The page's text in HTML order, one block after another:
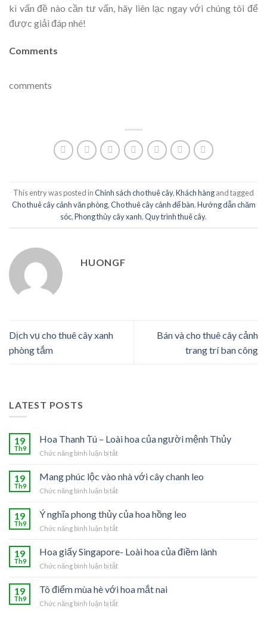
kì vấn đề nào cần tư vấn, hãy liên lạc ngay với chúng tôi để
được giải đáp nhé!
Comments
comments
This entry was posted inChính sách cho thuê cây,Khách hàngand tagged
Cho thuê cây cảnh văn phòng,Cho thuê cây cảnh để bàn,Hướng dẫn chăm
sóc,Phong thủy cây xanh,Quy trình thuê cây.
HUONGF
Dịch vụ cho thuê cây xanh
phòng tắm
Bán và cho thuê cây cảnh
trang trí ban công
LATEST POSTS
19
Th9
Hoa Thanh Tú – Loài hoa của người mệnh Thủy
Chức năng bình luận bị tắt
Thanh
hoa
Thủy
19
Th9
Mang phúc lộc vào nhà với cây chanh leo
Chức năng bình luận bị tắt
phúc
với
19
Th9
Ý nghĩa phong thủy của hoa hồng leo
Chức năng bình luận bị tắt
nghĩa
hoa
19
Th9
Hoa giấy Singapore- Loài hoa của điềm lành
Chức năng bình luận bị tắt
giấy
19
Th9
Tô điểm mùa hè với hoa mắt nai
Chức năng bình luận bị tắt